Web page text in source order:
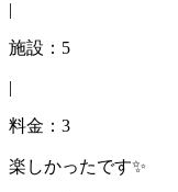
|
施設：5
|
料金：3
楽しかったです✨